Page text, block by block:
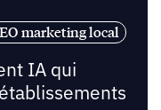
marketing local
IA qui